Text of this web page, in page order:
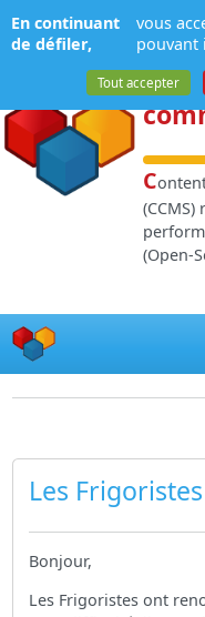
C
(Open-
Les
Bonjour,
Les Frigoristes ont
Panneau de gestion des
En continuant
de défiler,
vous
pouvant
Tout accepter